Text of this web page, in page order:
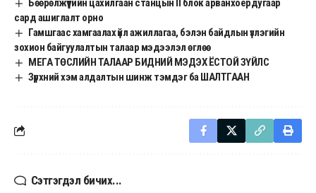
Бөөрөлжүүтийн цахилгаан станцын II блок арванхоёрдугаар
сард ашиглалт орно
Гамшгаас хамгаалах үйл ажиллагаа, бэлэн байдлын үзлэгийн
зохион байгуулалтын талаар мэдээлэл өглөө
МЕГА ТӨСЛИЙН ТАЛААР БИДНИЙ МЭДЭХ ЁСТОЙ ЗҮЙЛС
Зүрхний хэм алдалтын шинж тэмдэг ба ШАЛТГААН
Сэтгэгдэл бичих...